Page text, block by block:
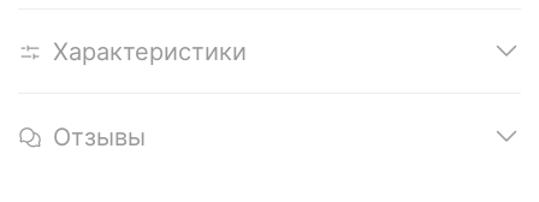
Характеристики
Отзывы